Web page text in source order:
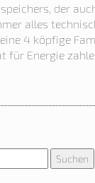
der
alles
4 köpfige
für Energie